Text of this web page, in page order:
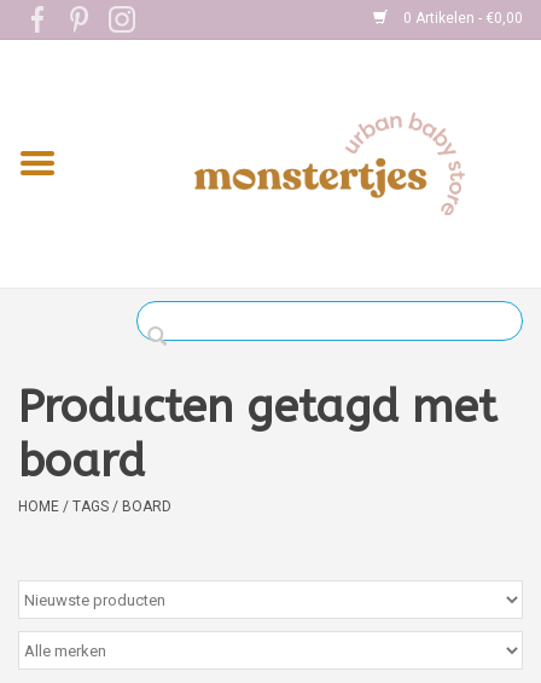
0 Artikelen - €0,00
Home
Kleding
Verzorging
Boekjes
kaartjes
Cadeaubon
Producten getagd met
board
HOME / TAGS / BOARD